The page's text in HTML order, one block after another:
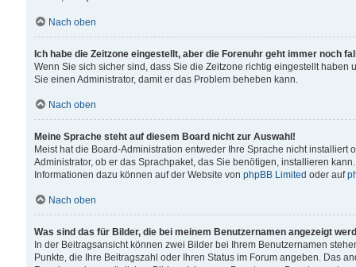
Nach oben
Ich habe die Zeitzone eingestellt, aber die Forenuhr geht immer noch
Wenn Sie sich sicher sind, dass Sie die Zeitzone richtig eingestellt
Sie einen Administrator, damit er das Problem beheben kann.
Nach oben
Meine Sprache steht auf diesem Board nicht zur Auswahl!
Meist hat die Board-Administration entweder Ihre Sprache nicht
Administrator, ob er das Sprachpaket, das Sie benötigen, installieren
Informationen dazu können auf der Website von phpBB Limited oder auf
Nach oben
Was sind das für Bilder, die bei meinem Benutzernamen angezeigt
In der Beitragsansicht können zwei Bilder bei Ihrem Benutzernamen
Punkte, die Ihre Beitragszahl oder Ihren Status im Forum angeben. Das